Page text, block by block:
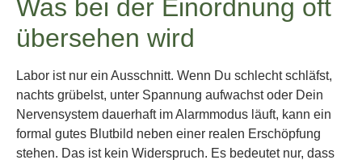
Was bei der Einordnung oft
übersehen wird
Labor ist nur ein Ausschnitt. Wenn Du schlecht schläfst,
nachts grübelst, unter Spannung aufwachst oder Dein
Nervensystem dauerhaft im Alarmmodus läuft, kann ein
formal gutes Blutbild neben einer realen Erschöpfung
stehen. Das ist kein Widerspruch. Es bedeutet nur, dass